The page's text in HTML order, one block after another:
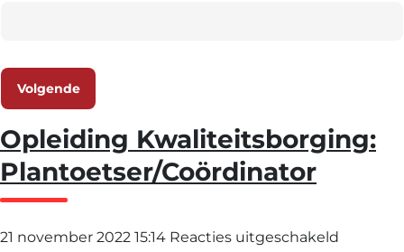
Volgende
Opleiding Kwaliteitsborging:
Plantoetser/Coördinator
21 november 2022 15:14 Reacties uitgeschakeld